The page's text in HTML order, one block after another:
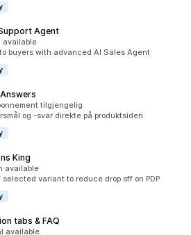
Agent
available
buyers with advanced AI Sales Agent
tilgjengelig
og -svar direkte på produktsiden
King
available
variant to reduce drop off on PDP
tabs & FAQ
available